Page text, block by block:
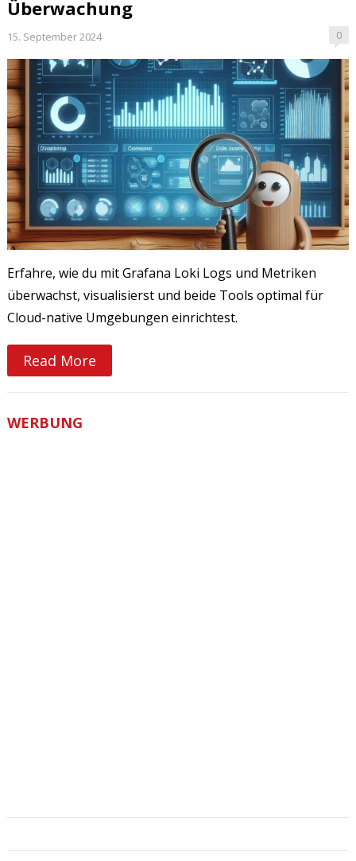
Überwachung
15. September 2024 0
Erfahre, wie du mit Grafana Loki Logs und Metriken
überwachst, visualisierst und beide Tools optimal für
Cloud-native Umgebungen einrichtest.
Read More
WERBUNG